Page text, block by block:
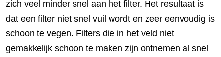
zich veel minder snel aan het filter. Het resultaat is
dat een filter niet snel vuil wordt en zeer eenvoudig is
schoon te vegen. Filters die in het veld niet
gemakkelijk schoon te maken zijn ontnemen al snel